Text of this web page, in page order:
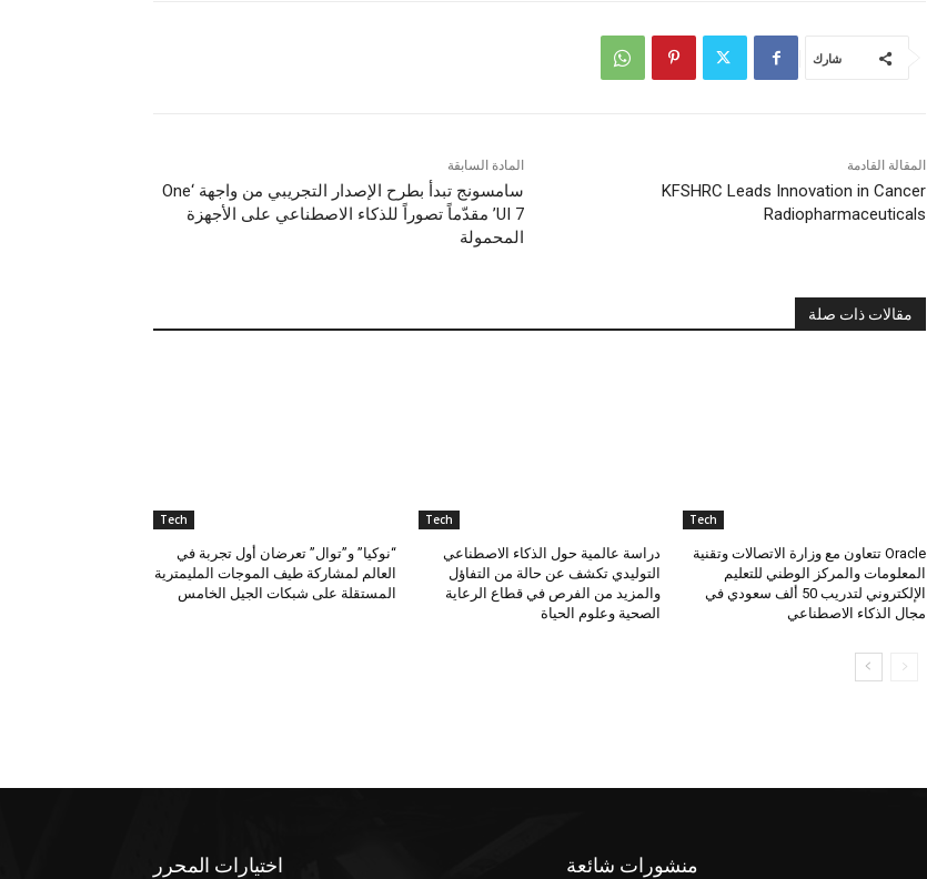
شارك
المادة السابقة
سامسونج تبدأ بطرح الإصدار التجريبي من واجهة ‘One
UI 7’ مقدّماً تصوراً للذكاء الاصطناعي على الأجهزة
المحمولة
المقالة القادمة
KFSHRC Leads Innovation in Cancer
Radiopharmaceuticals
مقالات ذات صلة
Tech
Oracle تتعاون مع وزارة الاتصالات وتقنية
المعلومات والمركز الوطني للتعليم
الإلكتروني لتدريب 50 ألف سعودي في
مجال الذكاء الاصطناعي
Tech
دراسة عالمية حول الذكاء الاصطناعي
التوليدي تكشف عن حالة من التفاؤل
والمزيد من الفرص في قطاع الرعاية
الصحية وعلوم الحياة
Tech
“نوكيا” و”توال” تعرضان أول تجربة في
العالم لمشاركة طيف الموجات المليمترية
المستقلة على شبكات الجيل الخامس
اختيارات المحرر منشورات شائعة